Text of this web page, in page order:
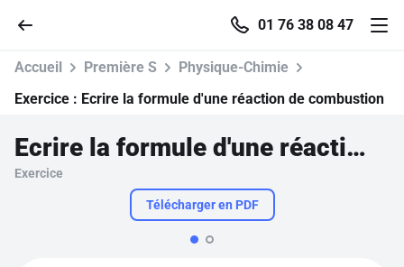
01 76 38 08 47
Accueil
Accueil Première S
Physique-Chimie
Exercice : Ecrire la formule d'une réaction de combustion
Ecrire la formule d'une réaction de combustion
Exercice
Télécharger en PDF